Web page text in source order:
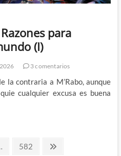
para
(I)
3 comentarios
la contraria a M’Rabo, aunque
cualquier excusa es buena
Página
582